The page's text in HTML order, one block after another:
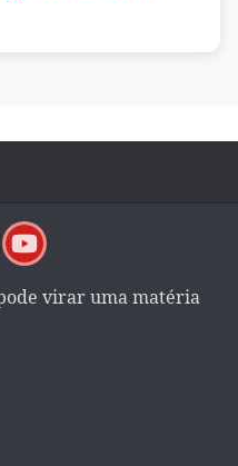
virar uma matéria